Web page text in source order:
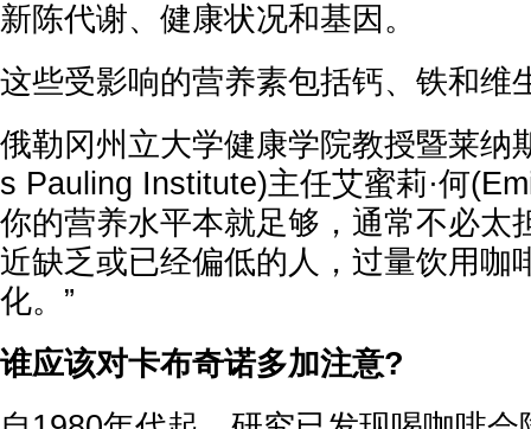
新陈代谢、健康状况和基因。
这些受影响的营养素包括钙、铁和维
俄勒冈州立大学健康学院教授暨莱纳
s Pauling Institute)主任艾蜜莉·何
你的营养水平本就足够，通常不必太
近缺乏或已经偏低的人，过量饮用咖
化。”
谁应该对卡布奇诺多加注意?